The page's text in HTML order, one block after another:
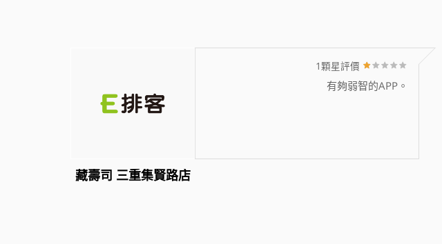
1顆星評價
有夠弱智的APP。
藏壽司 三重集賢路店